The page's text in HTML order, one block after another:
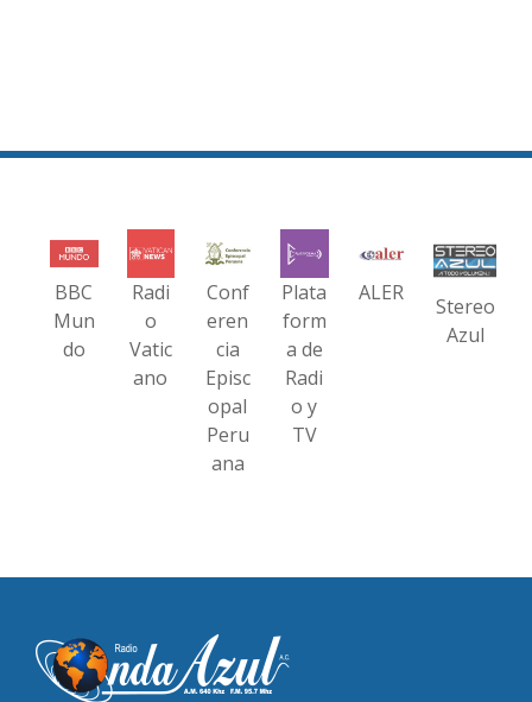
BBC
Mun
do
Radi
o
Vatic
ano
Conf
eren
cia
Episc
opal
Peru
ana
Plata
form
a de
Radi
o y
TV
ALER
Stereo
Azul